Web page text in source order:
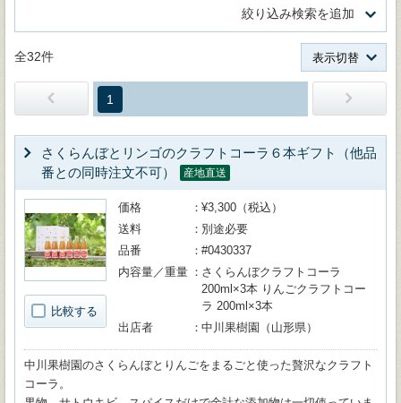
絞り込み検索を追加
全32件 表示切替
1
さくらんぼとリンゴのクラフトコーラ６本ギフト（他品
番との同時注文不可）
産地直送
比較する
価格
¥3,300（税込）
送料
別途必要
品番
#0430337
内容量／重量
さくらんぼクラフトコーラ
200ml×3本 りんごクラフトコー
ラ 200ml×3本
出店者
中川果樹園（山形県）
中川果樹園のさくらんぼとりんごをまるごと使った贅沢なクラフト
コーラ。